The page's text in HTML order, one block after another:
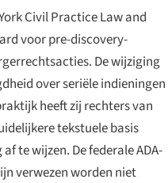
Civil Practice Law and
voor pre-discovery-
De wijziging
over seriële indieningen
heeft zij rechters van
tekstuele basis
te wijzen. De federale ADA-
verwezen worden niet